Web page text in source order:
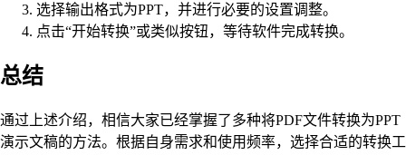
选择输出格式为PPT，并进行必要的设置调整。
点击“开始转换”或类似按钮，等待软件完成转换。
总结
通过上述介绍，相信大家已经掌握了多种将PDF文件转换为PPT
演示文稿的方法。根据自身需求和使用频率，选择合适的转换工